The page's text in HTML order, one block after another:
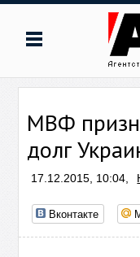
МВФ
долг
17.12.2015, 10:04,
Вконтакте